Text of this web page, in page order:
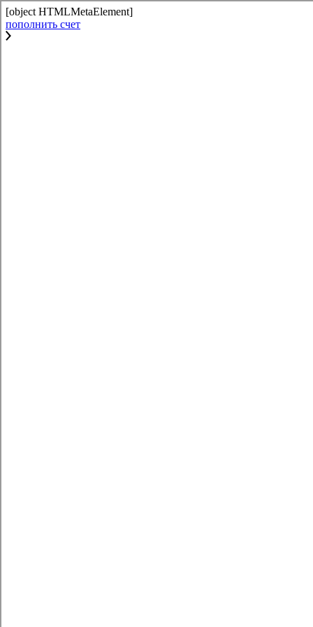
[object HTMLMetaElement]
пополнить счет